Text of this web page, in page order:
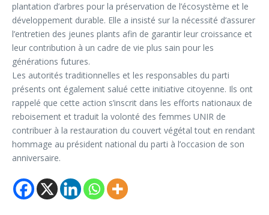
plantation d’arbres pour la préservation de l’écosystème et le
développement durable. Elle a insisté sur la nécessité d’assurer
l’entretien des jeunes plants afin de garantir leur croissance et
leur contribution à un cadre de vie plus sain pour les
générations futures.
Les autorités traditionnelles et les responsables du parti
présents ont également salué cette initiative citoyenne. Ils ont
rappelé que cette action s’inscrit dans les efforts nationaux de
reboisement et traduit la volonté des femmes UNIR de
contribuer à la restauration du couvert végétal tout en rendant
hommage au président national du parti à l’occasion de son
anniversaire.